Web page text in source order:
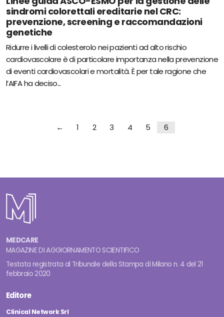
sindromi colorettali ereditarie nel CRC:
prevenzione, screening e raccomandazioni
genetiche
Ridurre i livelli di colesterolo nei pazienti ad alto rischio
cardiovascolare è di particolare importanza nella prevenzione
di eventi cardiovascolari e mortalità. È per tale ragione che
l’AIFA ha deciso...
← 1 2 3 4 5 6
MEDCARE
MAGAZINE DI AGGIORNAMENTO SCIENTIFICO
Testata registrata al Tribunale della Stampa di Milano n. 4 del 21
febbraio 2020
Editore
Clinical Network Srl